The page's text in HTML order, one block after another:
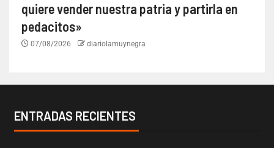
quiere vender nuestra patria y partirla en
pedacitos»
07/08/2026 diariolamuynegra
ENTRADAS RECIENTES